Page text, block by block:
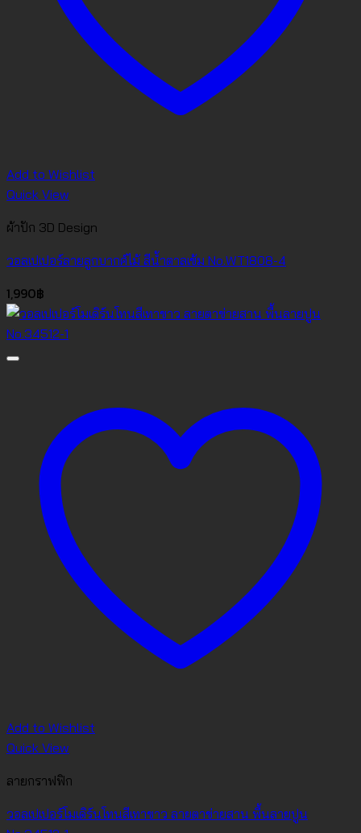
Add to Wishlist
Quick View
ผ้าปัก 3D Design
วอลเปเปอร์ลายลูกบากศ์ไม้ สีน้ำตาลเข้ม No.WT1808-4
1,990฿
Add to Wishlist
Quick View
ลายกราฟฟิก
วอลเปเปอร์โมเดิร์นโทนสีเทาขาว ลายตาข่ายสาน พื้นลายปูน